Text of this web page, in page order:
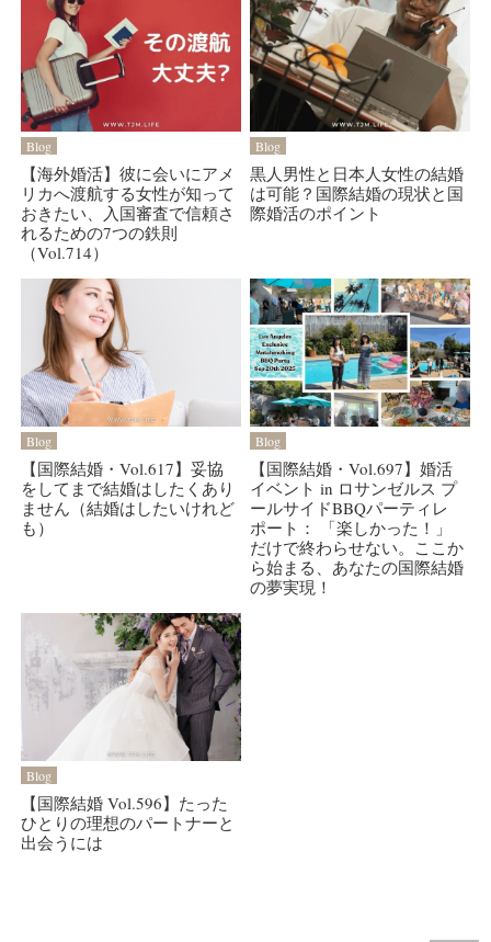
Blog
【海外婚活】彼に会いにアメ
リカへ渡航する女性が知って
おきたい、入国審査で信頼さ
れるための7つの鉄則
（Vol.714）
Blog
黒人男性と日本人女性の結婚
は可能？国際結婚の現状と国
際婚活のポイント
Blog
【国際結婚・Vol.617】妥協
をしてまで結婚はしたくあり
ません（結婚はしたいけれど
も）
Blog
【国際結婚・Vol.697】婚活
イベント in ロサンゼルス プ
ールサイドBBQパーティレ
ポート： 「楽しかった！」
だけで終わらせない。ここか
ら始まる、あなたの国際結婚
の夢実現！
Blog
【国際結婚 Vol.596】たった
ひとりの理想のパートナーと
出会うには